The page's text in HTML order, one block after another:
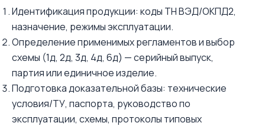
Идентификация продукции: коды ТН ВЭД/ОКПД2,
назначение, режимы эксплуатации.
Определение применимых регламентов и выбор
схемы (1д, 2д, 3д, 4д, 6д) — серийный выпуск,
партия или единичное изделие.
Подготовка доказательной базы: технические
условия/ТУ, паспорта, руководство по
эксплуатации, схемы, протоколы типовых